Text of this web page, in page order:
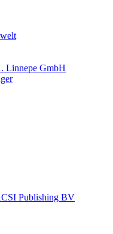
Linnepe GmbH
Publishing BV